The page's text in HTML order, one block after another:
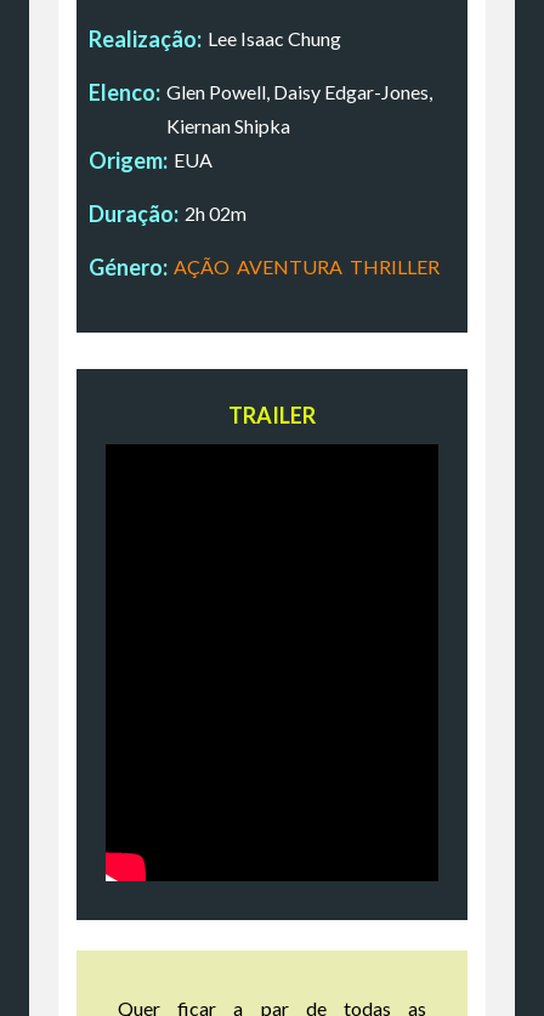
Realização: Lee Isaac Chung
Elenco: Glen Powell, Daisy Edgar-Jones,
Kiernan Shipka
Origem: EUA
Duração: 2h 02m
Género: AÇÃO, AVENTURA THRILLER
TRAILER
Quer ficar a par de todas as